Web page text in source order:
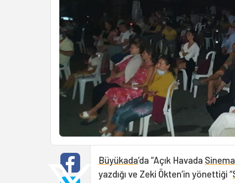
Büyükada’da “Açık Havada Sinema
yazdığı ve Zeki Ökten’in yönettiği “